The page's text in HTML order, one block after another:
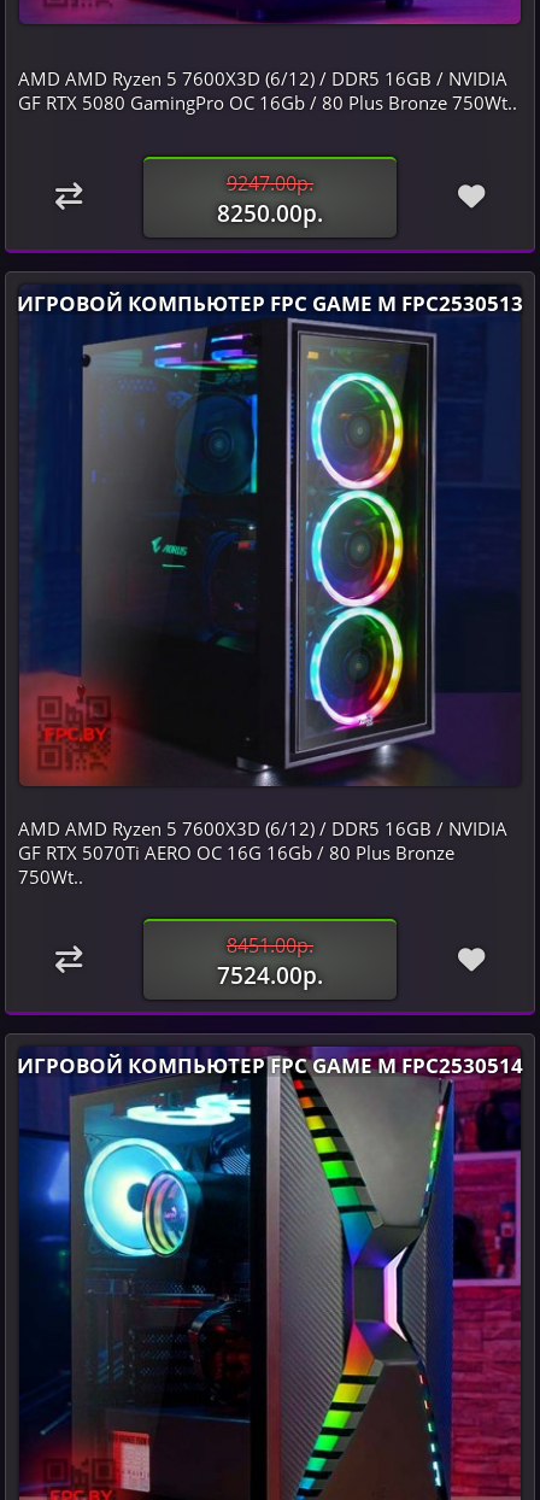
AMD AMD Ryzen 5 7600X3D (6/12) / DDR5 16GB / NVIDIA
GF RTX 5080 GamingPro OC 16Gb / 80 Plus Bronze 750Wt..
9247.00р.
8250.00р.
ИГРОВОЙ КОМПЬЮТЕР FPC GAME M FPC2530513
AMD AMD Ryzen 5 7600X3D (6/12) / DDR5 16GB / NVIDIA
GF RTX 5070Ti AERO OC 16G 16Gb / 80 Plus Bronze
750Wt..
8451.00р.
7524.00р.
ИГРОВОЙ КОМПЬЮТЕР FPC GAME M FPC2530514